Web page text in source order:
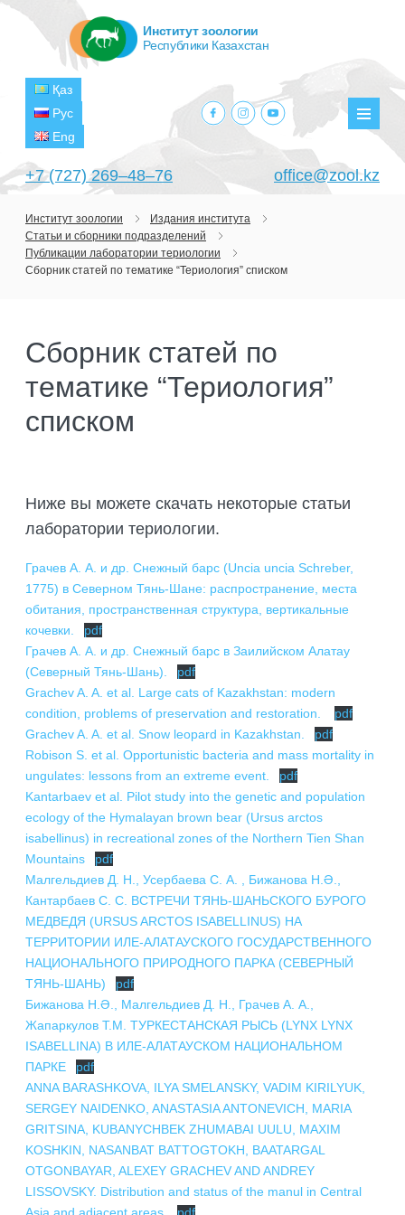
+7 (727) 269‒48‒76 office@zool.kz
Қаз
Рус
Eng
facebook.com
instagram.com
youtube.com
Институт зоологии
Республики Казахстан
ГЛАВНАЯ
ОБ ИНСТИТУТЕ
РУКОВОДСТВО
СТРУКТУРА
УЧЁНЫЙ СОВЕТ
ИСТОРИЯ
ДИРЕКТОРА ИНСТИТУТА
ЗАМЕСТИТЕЛИ ДИРЕКТОРОВ
УЧЕНЫЕ-ЗООЛОГИ — ВЕТЕРАНЫ
ВОВ
ВЫДАЮЩИЕСЯ УЧЕНЫЕ ИНСТИТУТА
ЗООЛОГИЧЕСКОЕ ОБСЛЕДОВАНИЕ
ОБЪЕКТОВ
УЧЕТ И МОНИТОРИНГ ЖИВОТНОГО
МИРА
ВИДОВОЕ ОПРЕДЕЛЕНИЕ
ЖИВОТНЫХ
ЗООЛОГИЧЕСКИЕ КОНСУЛЬТАЦИИ
ПО ЗАЩИТЕ ОБЪЕКТОВ ОТ ВРЕДНЫХ
И ОПАСНЫХ ВИДОВ ЖИВОТНЫХ
ПОДГОТОВКА БИОЛОГИЧЕСКИХ
ОБОСНОВАНИЙ
ОРГАНИЗАЦИЯ ТРЕНИНГОВ И
СЕМИНАРОВ, ПОЛЕВЫХ ЭКСКУРСИЙ
ОРГАНИЗАЦИЯ ПОЛЕВЫХ ПРАКТИК,
СТАЖИРОВОК
СМИ О НАС
СМИ О НАС: 2026
СМИ О НАС: 2025
СМИ О НАС: 2018 – 2024
ЭТИКА И ПРОТИВОДЕЙСТВИЕ
КОРРУПЦИИ
ОБЪЯВЛЕНИЯ
ГОСУДАРСТВЕННЫЕ ЗАКУПКИ
ДРУГИЕ ОБЪЯВЛЕНИЯ
ВАКАНСИИ
КОНТАКТЫ
ЛАБОРАТОРИИ
ЛАБОРАТОРИЯ ТЕРИОЛОГИИ
ЛАБОРАТОРИЯ ЭНТОМОЛОГИИ
ГЕРПЕТОЛОГИИ
ЛАБОРАТОРИЯ ГИДРОБИОЛОГИИ И
ЭКОТОКСИКОЛОГИИ
ЛАБОРАТОРИЯ ПАРАЗИТОЛОГИИ
ЛАБОРАТОРИЯ АРАХНОЛОГИИ И
ДРУГИХ БЕСПОЗВОНОЧНЫХ
ЛАБОРАТОРИЯ КРИОБИОЛОГИИ И
КРИОБАНКА ГЕРМОПЛАЗМЫ ДИКИХ
ЖИВОТНЫХ КАЗАХСТАНА
НАУЧНО-ИССЛЕДОВАТЕЛЬСКИЕ
НАУЧНО-ИССЛЕДОВАТЕЛЬСКИЙ
ЦЕНТР ГЕОГРАФИЧЕСКИХ
ДИСТАНЦИОННОГО ЗОНДИРОВАНИЯ
ЗЕМЛИ (ГИС И ДЗЗ)
НАУЧНО-ИССЛЕДОВАТЕЛЬСКИЙ
ЦЕНТР КОЛЬЦЕВАНИЯ ПТИЦ
НАУЧНО-ИССЛЕДОВАТЕЛЬСКИЙ
ЦЕНТР МОНИТОРИНГА СНЕЖНОГО
БАРСА
ПРОЕКТЫ
ТЕКУЩИЕ ПРОЕКТЫ
ВЫПОЛНЕННЫЕ ПРОЕКТЫ
ИЗДАНИЯ
КРАСНАЯ КНИГА КАЗАХСТАНА
МОНОГРАФИИ
ЖУРНАЛЫ
МАТЕРИАЛЫ КОНФЕРЕНЦИЙ
СТАТЬИ И СБОРНИКИ ПОДРАЗДЕЛЕНИЙ
НАУЧНО-ПОПУЛЯРНЫЕ ИЗДАНИЯ
АВТОРЕФЕРАТЫ
СОВМЕСТНО С ДРУГИМИ
ОРГАНИЗАЦИЯМИ
СОВМЕСТНО С МЕНЗБИРОВСКИМ
ОБЩЕСТВОМ И СОЮЗОМ ОХРАНЫ
ПТИЦ КАЗАХСТАНА
СОВМЕСТНО С НАУЧНЫМ
ОБЩЕСТВОМ ТЕТИС
СЕЛЕВИНИЯ
SAIGA NEWS
ЗАОЧНАЯ ЗООЛОГИЧЕСКАЯ ШКОЛА
ФОТОГРАФИИ
ЧТО ТАКОЕ СИТЕС
ПРАВИЛА CITES
СПИСОК ВИДОВ КАЗАХСТАНА СИТЕС
КАК УЗНАТЬ, ВХОДИТ ЛИ ЖИВОТНОЕ В
СИТЕС?
КОНФЕРЕНЦИИ
КОНТАКТЫ
Найти:
Институт зоологии
Издания института
Статьи и сборники подразделений
Публикации лаборатории териологии
Сборник статей по тематике “Териология” списком
Сборник статей по
тематике “Териология”
списком
Ниже вы можете скачать некоторые статьи
лаборатории териологии.
Грачев А. А. и др. Снежный барс (Uncia uncia Schreber,
1775) в Северном Тянь-Шане: распространение, места
обитания, пространственная структура, вертикальные
кочевки.
pdf
Грачев А. А. и др. Снежный барс в Заилийском Алатау
(Северный Тянь-Шань).
pdf
Grachev A. A. et al. Large cats of Kazakhstan: modern
condition, problems of preservation and restoration.
pdf
Grachev A. A. et al. Snow leopard in Kazakhstan.
pdf
Robison S. et al. Opportunistic bacteria and mass mortality in
ungulates: lessons from an extreme event.
pdf
Kantarbaev et al. Pilot study into the genetic and population
ecology of the Hymalayan brown bear (Ursus arctos
isabellinus) in recreational zones of the Northern Tien Shan
Mountains
pdf
Малгельдиев Д. Н., Усербаева С. А. , Бижанова Н.Ə.,
Кантарбаев С. С. ВСТРЕЧИ ТЯНЬ-ШАНЬСКОГО БУРОГО
МЕДВЕДЯ (URSUS ARCTOS ISABELLINUS) НА
ТЕРРИТОРИИ ИЛЕ-АЛАТАУСКОГО ГОСУДАРСТВЕННОГО
НАЦИОНАЛЬНОГО ПРИРОДНОГО ПАРКА (СЕВЕРНЫЙ
ТЯНЬ-ШАНЬ)
pdf
Бижанова Н.Ə., Малгельдиев Д. Н., Грачев А. А.,
Жапаркулов Т.М. ТУРКЕСТАНСКАЯ РЫСЬ (LYNX LYNX
ISABELLINA) В ИЛЕ-АЛАТАУСКОМ НАЦИОНАЛЬНОМ
ПАРКЕ
pdf
ANNA BARASHKOVA, ILYA SMELANSKY, VADIM KIRILYUK,
SERGEY NAIDENKO, ANASTASIA ANTONEVICH, MARIA
GRITSINA, KUBANYCHBEK ZHUMABAI UULU, MAXIM
KOSHKIN, NASANBAT BATTOGTOKH, BAATARGAL
OTGONBAYAR, ALEXEY GRACHEV AND ANDREY
LISSOVSKY. Distribution and status of the manul in Central